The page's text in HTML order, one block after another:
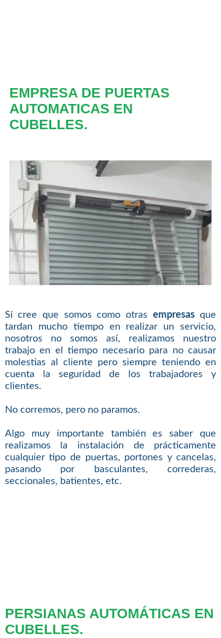
EMPRESA DE PUERTAS
AUTOMATICAS EN
CUBELLES.
Sí cree que somos como otras empresasque
tardan mucho tiempo en realizar un servicio,
nosotros no somos así, realizamos nuestro
trabajo en el tiempo necesario para no causar
molestias al cliente pero siempre teniendo en
cuenta la seguridad de los trabajadores y
clientes.
No corremos, pero no paramos.
Algo muy importante también es saber que
realizamos la instalación de prácticamente
cualquier tipo de puertas, portones y cancelas,
pasando por basculantes, correderas,
seccionales, batientes, etc.
PERSIANAS AUTOMÁTICAS EN
CUBELLES.